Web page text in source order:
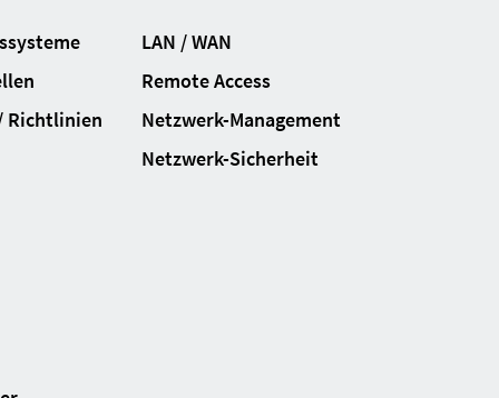
Richtlinien
LAN / WAN
Remote Access
Netzwerk-Management
Netzwerk-Sicherheit